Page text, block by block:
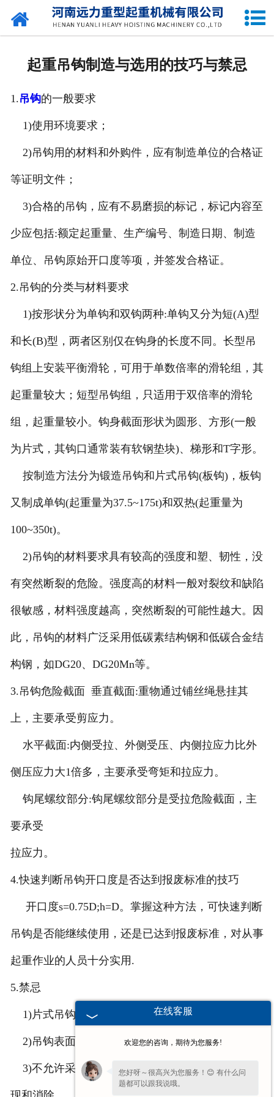
网站首页
留言中心
联系我们
起重吊钩制造与选用的技巧与禁忌
1.吊钩的一般要求
1)使用环境要求；
2)吊钩用的材料和外购件，应有制造单位的合格证
等证明文件；
3)合格的吊钩，应有不易磨损的标记，标记内容至
少应包括:额定起重量、生产编号、制造日期、制造
单位、吊钩原始开口度等项，并签发合格证。
2.吊钩的分类与材料要求
1)按形状分为单钩和双钩两种:单钩又分为短(A)型
和长(B)型，两者区别仅在钩身的长度不同。长型吊
钩组上安装平衡滑轮，可用于单数倍率的滑轮组，其
起重量较大；短型吊钩组，只适用于双倍率的滑轮
组，起重量较小。钩身截面形状为圆形、方形(一般
为片式，其钩口通常装有软钢垫块)、梯形和T字形。
按制造方法分为锻造吊钩和片式吊钩(板钩)，板钩
又制成单钩(起重量为37.5~175t)和双热(起重量为
100~350t)。
2)吊钩的材料要求具有较高的强度和塑、韧性，没
有突然断裂的危险。强度高的材料一般对裂纹和缺陷
很敏感，材料强度越高，突然断裂的可能性越大。因
此，吊钩的材料广泛采用低碳素结构钢和低碳合金结
构钢，如DG20、DG20Mn等。
3.吊钩危险截面 垂直截面:重物通过铺丝绳悬挂其
上，主要承受剪应力。
水平截面:内侧受拉、外侧受压、内侧拉应力比外
侧压应力大1倍多，主要承受弯矩和拉应力。
钩尾螺纹部分:钩尾螺纹部分是受拉危险截面，主
要承受
拉应力。
4.快速判断吊钩开口度是否达到报废标准的技巧
开口度s=0.75D;h=D。掌握这种方法，可快速判断
吊钩是否能继续使用，还是已达到报废标准，对从事
起重作业的人员十分实用.
5.禁忌
1)片式吊钩不容许拼接。
2)吊钩表面和内部应无影响其可用性的缺陷。
3)不允许采用铸造吊钩，因为铸件内部缺陷不易发
在线客服
欢迎您的咨询，期待为您服务!
您好呀～很高兴为您服务！😊 有什么问
题都可以跟我说哦。